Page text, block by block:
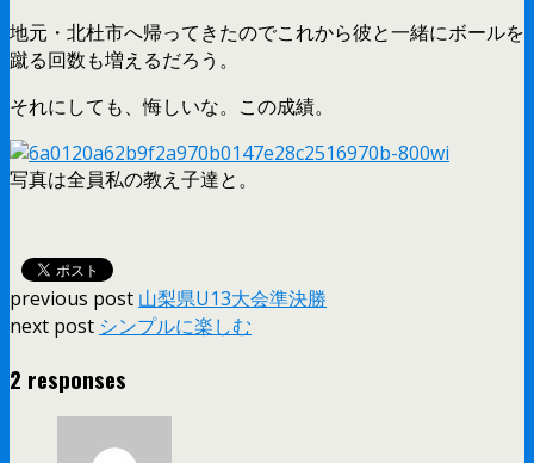
地元・北杜市へ帰ってきたのでこれから彼と一緒にボールを
蹴る回数も増えるだろう。
それにしても、悔しいな。この成績。
写真は全員私の教え子達と。
previous post 山梨県U13大会準決勝
next post シンプルに楽しむ
2 responses